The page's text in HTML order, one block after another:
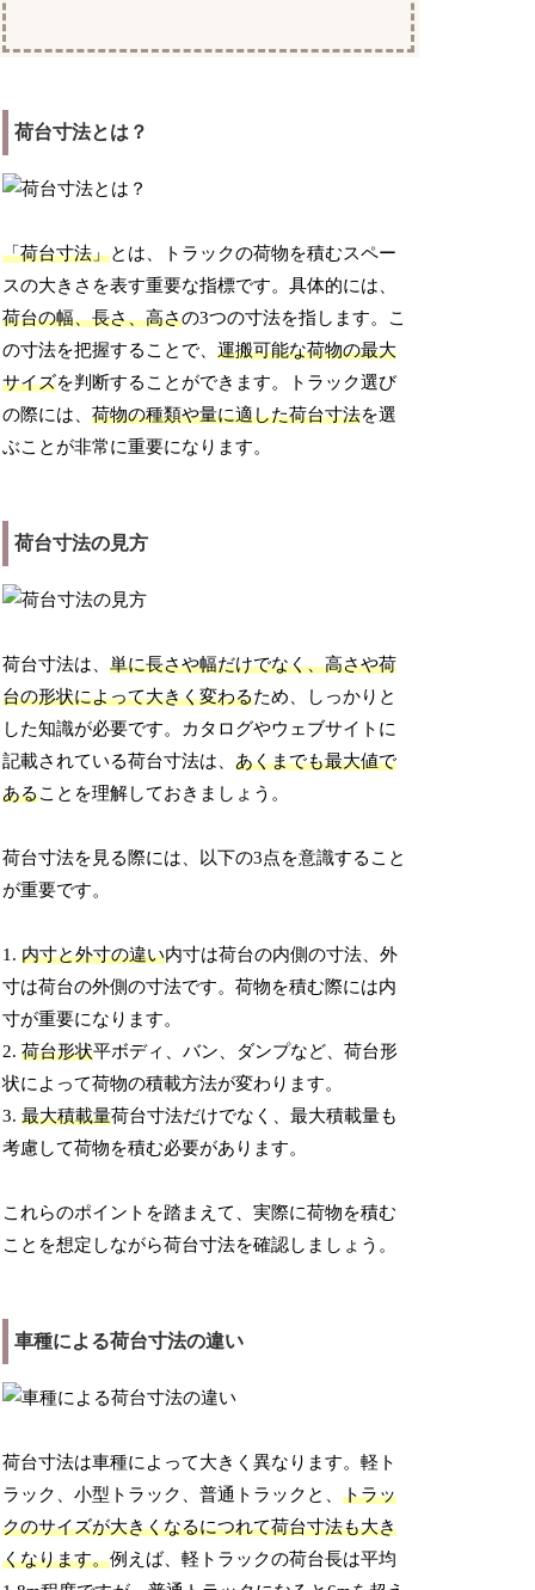
荷台寸法とは？
「荷台寸法」とは、トラックの荷物を積むスペー
スの大きさを表す重要な指標です。具体的には、
荷台の幅、長さ、高さの3つの寸法を指します。こ
の寸法を把握することで、運搬可能な荷物の最大
サイズを判断することができます。トラック選び
の際には、荷物の種類や量に適した荷台寸法を選
ぶことが非常に重要になります。
荷台寸法の見方
荷台寸法は、単に長さや幅だけでなく、高さや荷
台の形状によって大きく変わるため、しっかりと
した知識が必要です。カタログやウェブサイトに
記載されている荷台寸法は、あくまでも最大値で
あることを理解しておきましょう。
荷台寸法を見る際には、以下の3点を意識すること
が重要です。
1.内寸と外寸の違い内寸は荷台の内側の寸法、外
寸は荷台の外側の寸法です。荷物を積む際には内
寸が重要になります。
2.荷台形状平ボディ、バン、ダンプなど、荷台形
状によって荷物の積載方法が変わります。
3.最大積載量荷台寸法だけでなく、最大積載量も
考慮して荷物を積む必要があります。
これらのポイントを踏まえて、実際に荷物を積む
ことを想定しながら荷台寸法を確認しましょう。
車種による荷台寸法の違い
荷台寸法は車種によって大きく異なります。軽ト
ラック、小型トラック、普通トラックと、トラッ
クのサイズが大きくなるにつれて荷台寸法も大き
くなります。例えば、軽トラックの荷台長は平均